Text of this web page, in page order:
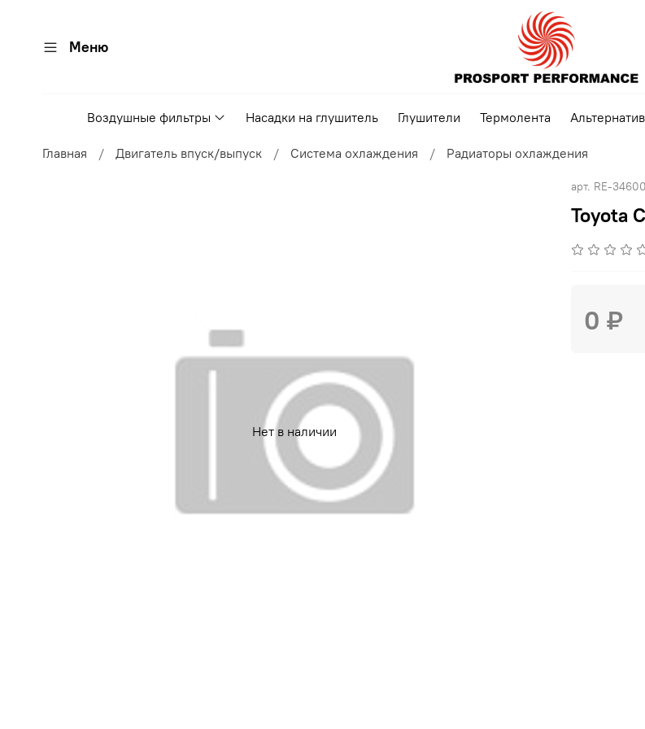
Меню
Воздушные фильтры Насадки на глушитель Глушители Термолента
Главная Двигатель впуск/выпуск Система охлаждения Радиаторы охлаждения
Нет в наличии
арт. RE-34600
Toyota
0 ₽